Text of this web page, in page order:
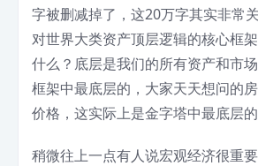
字被删减掉了，这20万字其实非常
对世界大类资产顶层逻辑的核心框
什么？底层是我们的所有资产和市
框架中最底层的，大家天天想问的
价格，这实际上是金字塔中最底层的
稍微往上一点有人说宏观经济很重